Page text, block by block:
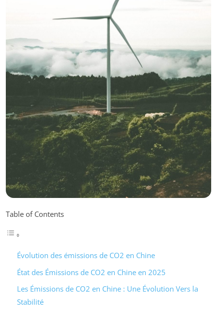
Table of Contents
Évolution des émissions de CO2 en Chine
État des Émissions de CO2 en Chine en 2025
Les Émissions de CO2 en Chine : Une Évolution Vers la
Stabilité